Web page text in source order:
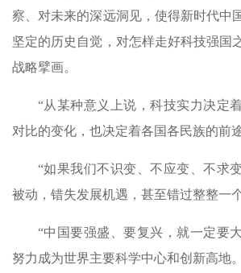
察、对未来的深远洞见，使得新时代中
坚定的历史自觉，对怎样走好科技强国
战略擘画。
“从某种意义上说，科技实力决定
对比的变化，也决定着各国各民族的前
“如果我们不识变、不应变、不求
被动，错失发展机遇，甚至错过整整一
“中国要强盛、要复兴，就一定要
努力成为世界主要科学中心和创新高地